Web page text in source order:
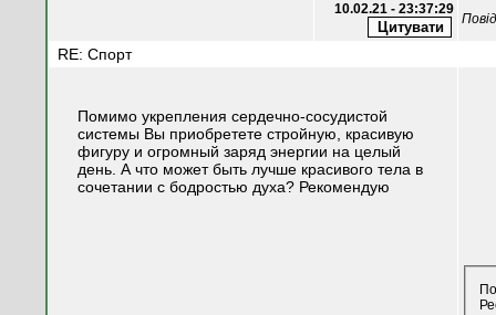
10.02.21 - 23:37:29
RE: Спорт
Помимо укрепления сердечно-сосудистой
системы Вы приобретете стройную, красивую
фигуру и огромный заряд энергии на целый
день. А что может быть лучше красивого тела в
сочетании с бодростью духа? Рекомендую